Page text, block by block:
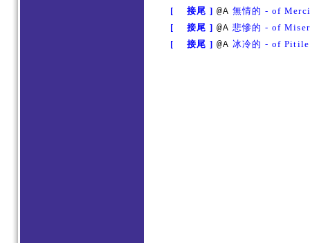
[ 接尾 ] @A 無情的 - of
[ 接尾 ] @A 悲慘的 - of
[ 接尾 ] @A 冰冷的 - of